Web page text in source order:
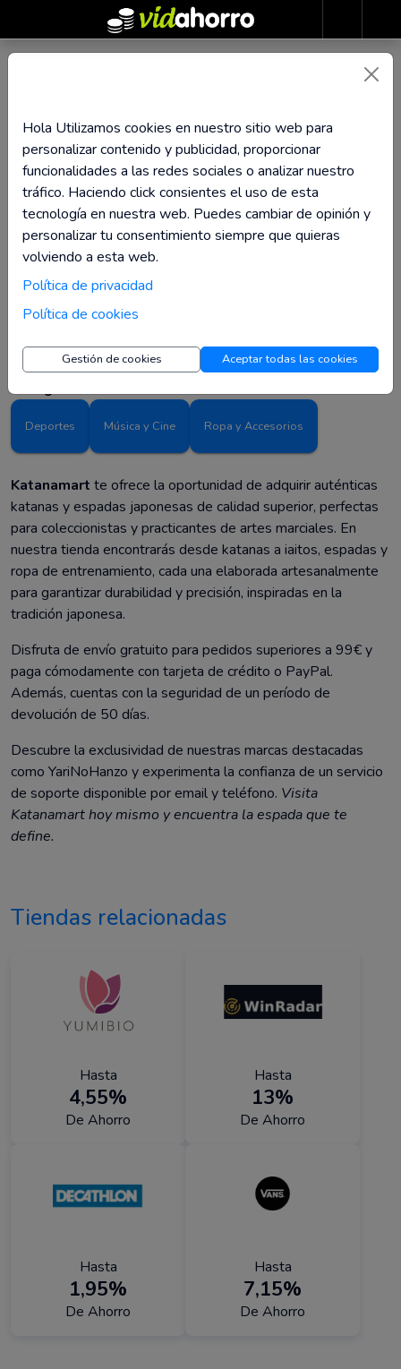
Hasta 3,19% de
Reembolso
Visita la tienda
Descubre la calidad artesanal de Katanamart, con envíos
gratis para pedidos superiores a 99€. ¡Visita la tienda y elige
tu espada perfecta!
Categorías
Deportes Música y Cine Ropa y Accesorios
Katanamart te ofrece la oportunidad de adquirir auténticas
katanas y espadas japonesas de calidad superior, perfectas
para coleccionistas y practicantes de artes marciales. En
nuestra tienda encontrarás desde katanas a iaitos, espadas y
ropa de entrenamiento, cada una elaborada artesanalmente
para garantizar durabilidad y precisión, inspiradas en la
tradición japonesa.
Disfruta de envío gratuito para pedidos superiores a 99€ y
paga cómodamente con tarjeta de crédito o PayPal.
Además, cuentas con la seguridad de un período de
devolución de 50 días.
Descubre la exclusividad de nuestras marcas destacadas
como YariNoHanzo y experimenta la confianza de un servicio
de soporte disponible por email y teléfono. Visita
Katanamart hoy mismo y encuentra la espada que te
define.
Tiendas relacionadas
Hasta
4,55%
De Ahorro
Hasta
13%
De Ahorro
Hasta
1,95%
De Ahorro
Hasta
7,15%
De Ahorro
Hola Utilizamos cookies en nuestro sitio web para
personalizar contenido y publicidad, proporcionar
funcionalidades a las redes sociales o analizar nuestro
tráfico. Haciendo click consientes el uso de esta
tecnología en nuestra web. Puedes cambiar de opinión y
personalizar tu consentimiento siempre que quieras
volviendo a esta web.
Política de privacidad
Política de cookies
Gestión de cookies Aceptar todas las cookies